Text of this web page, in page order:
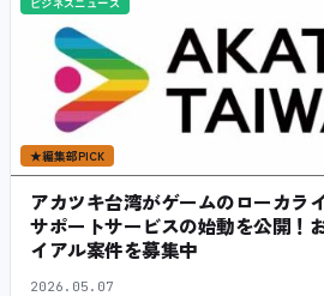
ビジネスニュース
★編集部PICK
アカツキ台湾がゲームのローカラ
サポートサービスの始動を公開！
イアル案件を募集中
2026.05.07